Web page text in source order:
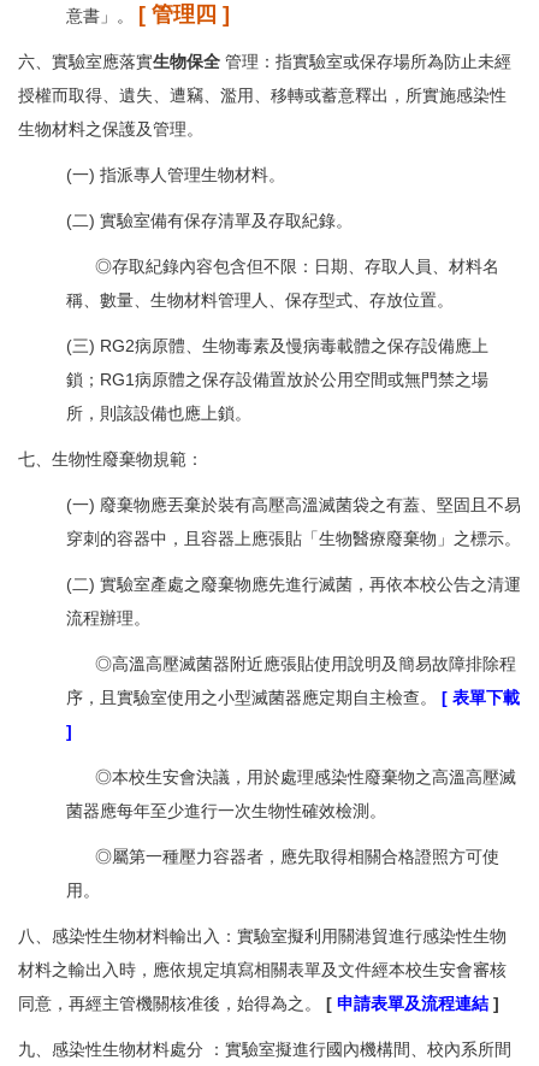
意書」。 [ 管理四 ]
六、實驗室應落實生物保全 管理：指實驗室或保存場所為防止未經
授權而取得、遺失、遭竊、濫用、移轉或蓄意釋出，所實施感染性
生物材料之保護及管理。
(一) 指派專人管理生物材料。
(二) 實驗室備有保存清單及存取紀錄。
◎存取紀錄內容包含但不限：日期、存取人員、材料名
稱、數量、生物材料管理人、保存型式、存放位置。
(三) RG2病原體、生物毒素及慢病毒載體之保存設備應上
鎖；RG1病原體之保存設備置放於公用空間或無門禁之場
所，則該設備也應上鎖。
七、生物性廢棄物規範：
(一) 廢棄物應丟棄於裝有高壓高溫滅菌袋之有蓋、堅固且不易
穿刺的容器中，且容器上應張貼「生物醫療廢棄物」之標示。
(二) 實驗室產處之廢棄物應先進行滅菌，再依本校公告之清運
流程辦理。
◎高溫高壓滅菌器附近應張貼使用說明及簡易故障排除程
序，且實驗室使用之小型滅菌器應定期自主檢查。 [ 表單下載
]
◎本校生安會決議，用於處理感染性廢棄物之高溫高壓滅
菌器應每年至少進行一次生物性確效檢測。
◎屬第一種壓力容器者，應先取得相關合格證照方可使
用。
八、感染性生物材料輸出入：實驗室擬利用關港貿進行感染性生物
材料之輸出入時，應依規定填寫相關表單及文件經本校生安會審核
同意，再經主管機關核准後，始得為之。 [ 申請表單及流程連結 ]
九、感染性生物材料處分
：實驗室擬進行國內機構間、校內系所間